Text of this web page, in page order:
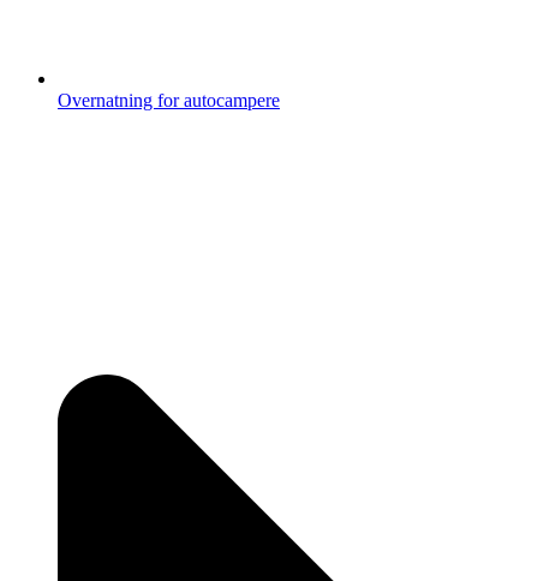
Overnatning for autocampere